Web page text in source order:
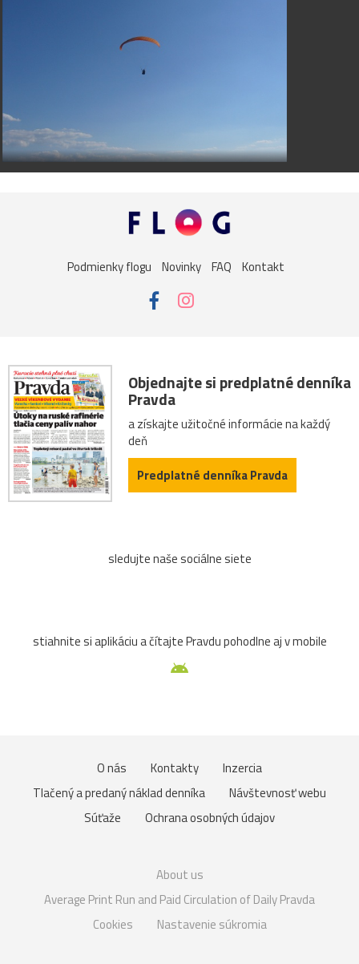
Podmienky flogu Novinky FAQ Kontakt
Objednajte si predplatné denníka
Pravda
a získajte užitočné informácie na každý
deň
Predplatné denníka Pravda
sledujte naše sociálne siete
stiahnite si aplikáciu a čítajte Pravdu pohodlne aj v mobile
O nás Kontakty
Inzercia
Tlačený a predaný náklad denníka
Návštevnosť webu
Súťaže
Ochrana osobných údajov
About us
Average Print Run and Paid Circulation of Daily Pravda
Cookies
Nastavenie súkromia